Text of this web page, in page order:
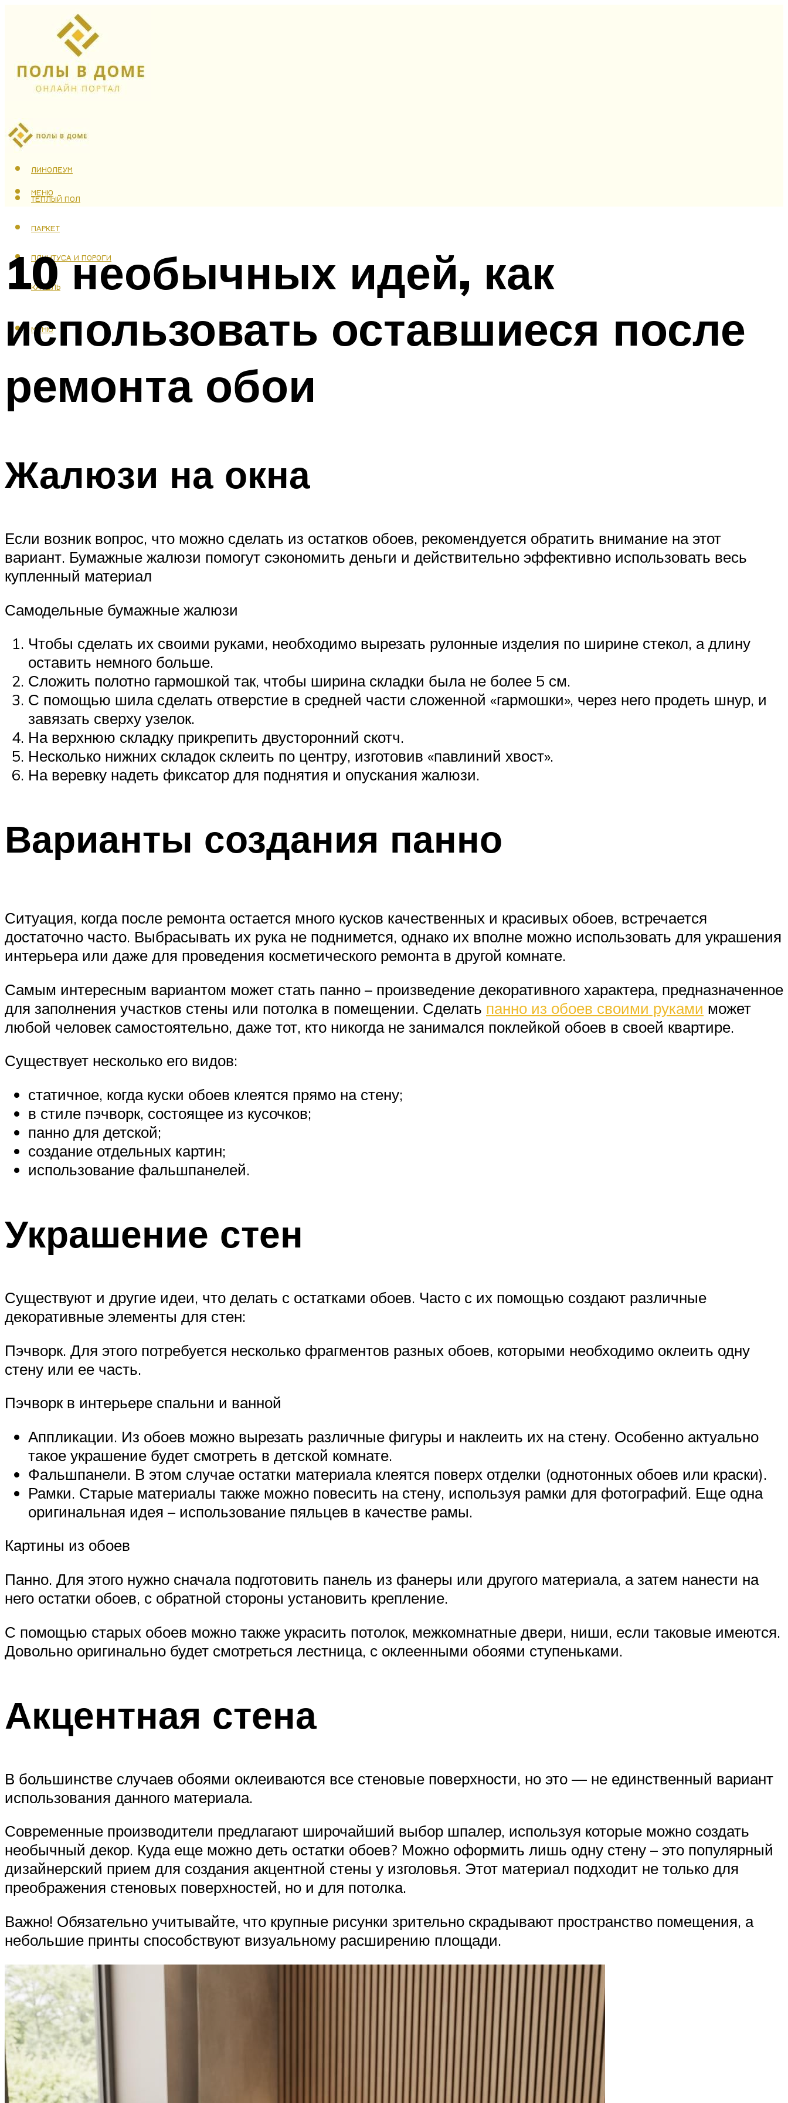
ЛАМИНАТ
ЛИНОЛЕУМ
ТЕПЛЫЙ ПОЛ
ПАРКЕТ
ПЛИНТУСА И ПОРОГИ
КАФЕЛЬ
МЕНЮ
МЕНЮ
10 необычных идей, как
использовать оставшиеся после
ремонта обои
Жалюзи на окна
Если возник вопрос, что можно сделать из остатков обоев, рекомендуется обратить внимание на этот
вариант. Бумажные жалюзи помогут сэкономить деньги и действительно эффективно использовать весь
купленный материал
Самодельные бумажные жалюзи
Чтобы сделать их своими руками, необходимо вырезать рулонные изделия по ширине стекол, а длину
оставить немного больше.
Сложить полотно гармошкой так, чтобы ширина складки была не более 5 см.
С помощью шила сделать отверстие в средней части сложенной «гармошки», через него продеть шнур, и
завязать сверху узелок.
На верхнюю складку прикрепить двусторонний скотч.
Несколько нижних складок склеить по центру, изготовив «павлиний хвост».
На веревку надеть фиксатор для поднятия и опускания жалюзи.
Варианты создания панно
Ситуация, когда после ремонта остается много кусков качественных и красивых обоев, встречается
достаточно часто. Выбрасывать их рука не поднимется, однако их вполне можно использовать для украшения
интерьера или даже для проведения косметического ремонта в другой комнате.
Самым интересным вариантом может стать панно – произведение декоративного характера, предназначенное
для заполнения участков стены или потолка в помещении. Сделать панно из обоев своими руками может
любой человек самостоятельно, даже тот, кто никогда не занимался поклейкой обоев в своей квартире.
Существует несколько его видов:
статичное, когда куски обоев клеятся прямо на стену;
в стиле пэчворк, состоящее из кусочков;
панно для детской;
создание отдельных картин;
использование фальшпанелей.
Украшение стен
Существуют и другие идеи, что делать с остатками обоев. Часто с их помощью создают различные
декоративные элементы для стен:
Пэчворк. Для этого потребуется несколько фрагментов разных обоев, которыми необходимо оклеить одну
стену или ее часть.
Пэчворк в интерьере спальни и ванной
Аппликации. Из обоев можно вырезать различные фигуры и наклеить их на стену. Особенно актуально
такое украшение будет смотреть в детской комнате.
Фальшпанели. В этом случае остатки материала клеятся поверх отделки (однотонных обоев или краски).
Рамки. Старые материалы также можно повесить на стену, используя рамки для фотографий. Еще одна
оригинальная идея – использование пяльцев в качестве рамы.
Картины из обоев
Панно. Для этого нужно сначала подготовить панель из фанеры или другого материала, а затем нанести на
него остатки обоев, с обратной стороны установить крепление.
С помощью старых обоев можно также украсить потолок, межкомнатные двери, ниши, если таковые имеются.
Довольно оригинально будет смотреться лестница, с оклеенными обоями ступеньками.
Акцентная стена
В большинстве случаев обоями оклеиваются все стеновые поверхности, но это — не единственный вариант
использования данного материала.
Современные производители предлагают широчайший выбор шпалер, используя которые можно создать
необычный декор. Куда еще можно деть остатки обоев? Можно оформить лишь одну стену – это популярный
дизайнерский прием для создания акцентной стены у изголовья. Этот материал подходит не только для
преображения стеновых поверхностей, но и для потолка.
Важно! Обязательно учитывайте, что крупные рисунки зрительно скрадывают пространство помещения, а
небольшие принты способствуют визуальному расширению площади.